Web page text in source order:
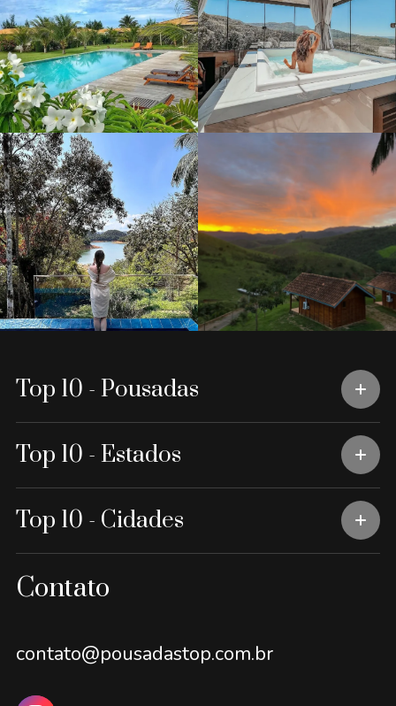
Top 10 - Pousadas
Top 10 - Estados
Top 10 - Cidades
Contato
contato@pousadastop.com.br